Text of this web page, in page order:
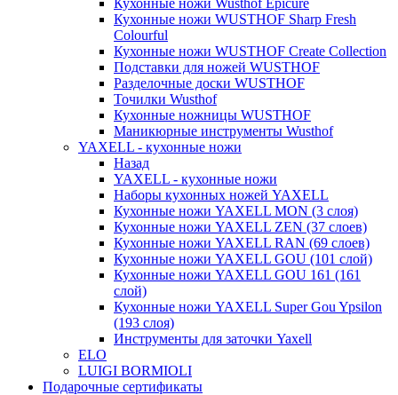
Кухонные ножи Wusthof Epicure
Кухонные ножи WUSTHOF Sharp Fresh
Colourful
Кухонные ножи WUSTHOF Create Collection
Подставки для ножей WUSTHOF
Разделочные доски WUSTHOF
Точилки Wusthof
Кухонные ножницы WUSTHOF
Маникюрные инструменты Wusthof
YAXELL - кухонные ножи
Назад
YAXELL - кухонные ножи
Наборы кухонных ножей YAXELL
Кухонные ножи YAXELL MON (3 слоя)
Кухонные ножи YAXELL ZEN (37 слоев)
Кухонные ножи YAXELL RAN (69 слоев)
Кухонные ножи YAXELL GOU (101 слой)
Кухонные ножи YAXELL GOU 161 (161
слой)
Кухонные ножи YAXELL Super Gou Ypsilon
(193 слоя)
Инструменты для заточки Yaxell
ELO
LUIGI BORMIOLI
Подарочные сертификаты